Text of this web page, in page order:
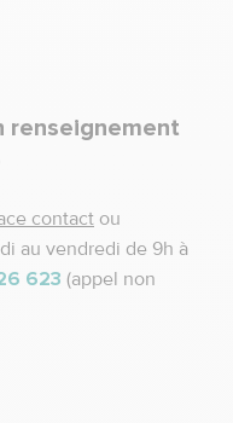
renseignement
contact ou
au vendredi de 9h à
623 (appel non